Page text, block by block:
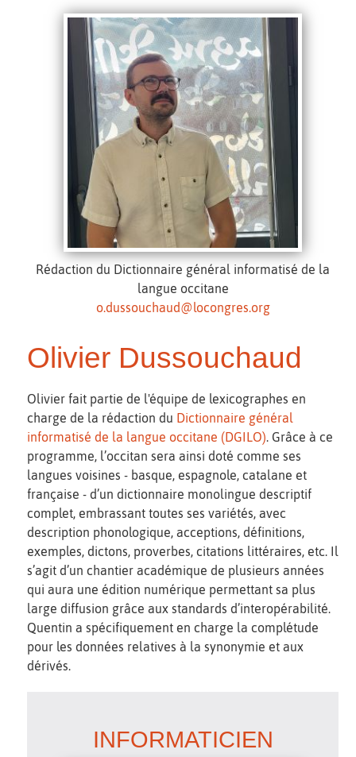
Rédaction du Dictionnaire général informatisé de la
langue occitane
o.dussouchaud@locongres.org
Olivier Dussouchaud
Olivier fait partie de l'équipe de lexicographes en
charge de la rédaction du Dictionnaire général
informatisé de la langue occitane (DGILO). Grâce à ce
programme, l’occitan sera ainsi doté comme ses
langues voisines - basque, espagnole, catalane et
française - d’un dictionnaire monolingue descriptif
complet, embrassant toutes ses variétés, avec
description phonologique, acceptions, définitions,
exemples, dictons, proverbes, citations littéraires, etc. Il
s’agit d’un chantier académique de plusieurs années
qui aura une édition numérique permettant sa plus
large diffusion grâce aux standards d’interopérabilité.
Quentin a spécifiquement en charge la complétude
pour les données relatives à la synonymie et aux
dérivés.
INFORMATICIEN